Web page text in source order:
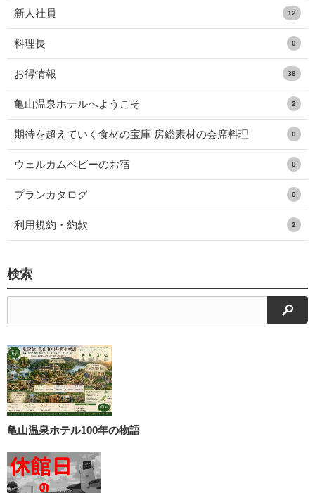
新人社員 12
料理長 0
お得情報 38
亀山温泉ホテルへようこそ 2
期待を超えていく食材の宝庫 房総素材の会席料理 0
ウェルカムベビーのお宿 0
プランカタログ 0
利用規約・約款 2
検索
検索
亀山温泉ホテル100年の物語